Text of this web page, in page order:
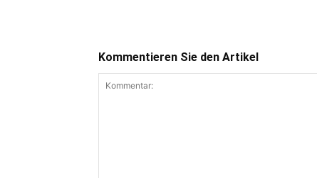
Kommentieren Sie den Artikel